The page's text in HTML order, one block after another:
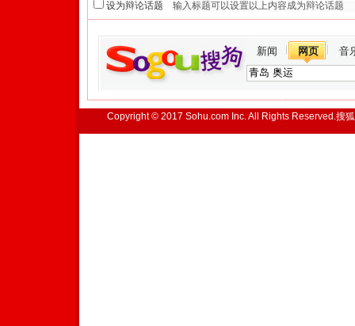
设为辩论话题
新闻 网页 音
Copyright © 2017 Sohu.com Inc. All Rights Reserved.搜